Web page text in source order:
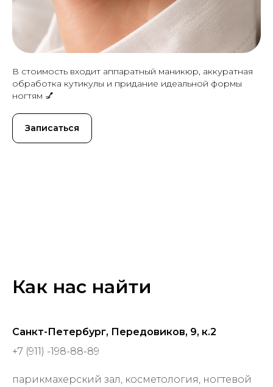
В стоимость входит аппаратный маникюр, аккуратная
обработка кутикулы и придание идеальной формы
ногтям 💅
Записаться
Как нас найти
Санкт-Петербург, Передовиков, 9, к.2
+7 (911) -198-88-89
парикмахерский зал, косметология, ногтевой